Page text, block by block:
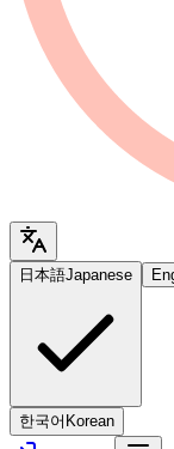
日本語Japanese
한국어 Korean